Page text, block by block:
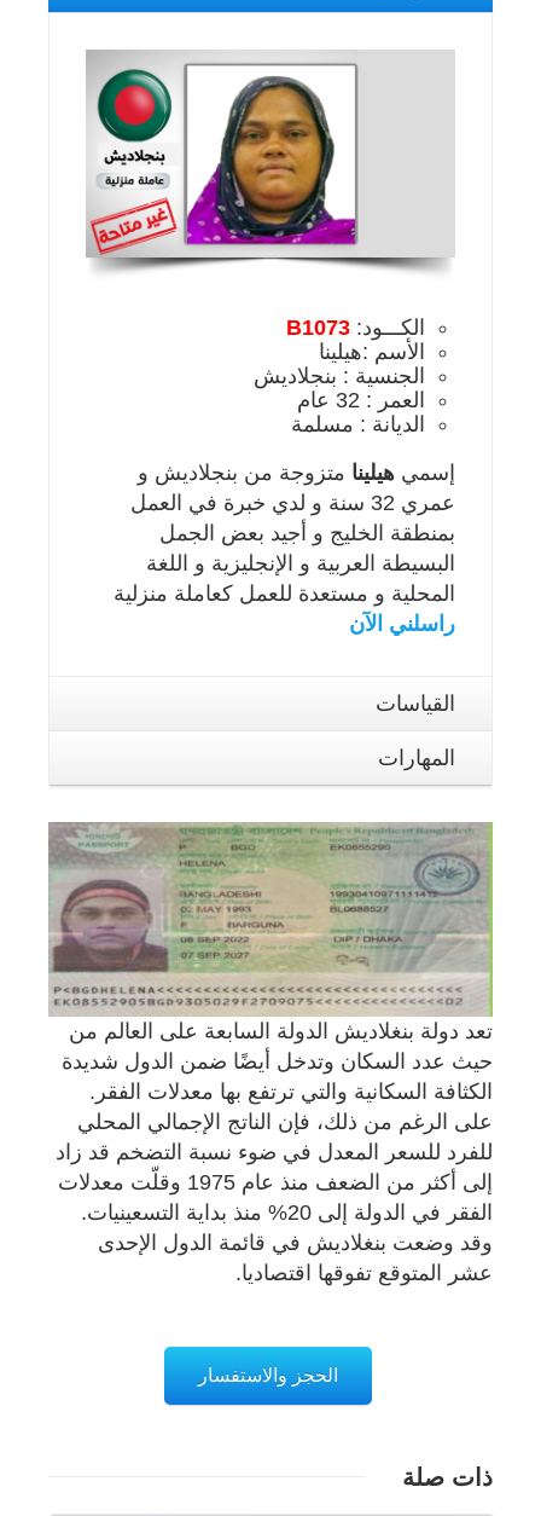
الكـــود: B1073
الأسم :هيلينا
الجنسية : بنجلاديش
العمر : 32 عام
الديانة : مسلمة
إسمي هيلينا متزوجة من بنجلاديش و
عمري 32 سنة و لدي خبرة في العمل
بمنطقة الخليج و أجيد بعض الجمل
البسيطة العربية و الإنجليزية و اللغة
المحلية و مستعدة للعمل كعاملة منزلية
راسلني الآن
القياسات
المهارات
تعد دولة بنغلاديش الدولة السابعة على العالم من
حيث عدد السكان وتدخل أيضًا ضمن الدول شديدة
الكثافة السكانية والتي ترتفع بها معدلات الفقر.
على الرغم من ذلك، فإن الناتج الإجمالي المحلي
للفرد للسعر المعدل في ضوء نسبة التضخم قد زاد
إلى أكثر من الضعف منذ عام 1975 وقلّت معدلات
الفقر في الدولة إلى 20% منذ بداية التسعينيات.
وقد وضعت بنغلاديش في قائمة الدول الإحدى
عشر المتوقع تفوقها اقتصاديا.
الحجز والاستفسار
ذات صلة